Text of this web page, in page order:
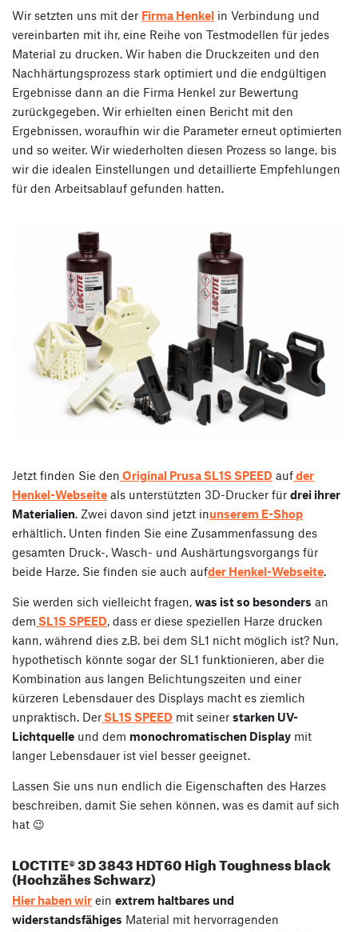
Wir setzten uns mit der Firma Henkel in Verbindung und
vereinbarten mit ihr, eine Reihe von Testmodellen für jedes
Material zu drucken. Wir haben die Druckzeiten und den
Nachhärtungsprozess stark optimiert und die endgültigen
Ergebnisse dann an die Firma Henkel zur Bewertung
zurückgegeben. Wir erhielten einen Bericht mit den
Ergebnissen, woraufhin wir die Parameter erneut optimierten
und so weiter. Wir wiederholten diesen Prozess so lange, bis
wir die idealen Einstellungen und detaillierte Empfehlungen
für den Arbeitsablauf gefunden hatten.
Jetzt finden Sie den Original Prusa SL1S SPEED aufder
Henkel-Webseite als unterstützten 3D-Drucker für drei ihrer
Materialien. Zwei davon sind jetzt inunserem E-Shop
erhältlich. Unten finden Sie eine Zusammenfassung des
gesamten Druck-, Wasch- und Aushärtungsvorgangs für
beide Harze. Sie finden sie auch aufder Henkel-Webseite.
Sie werden sich vielleicht fragen, was ist so besonders an
dem SL1S SPEED, dass er diese speziellen Harze drucken
kann, während dies z.B. bei dem SL1 nicht möglich ist? Nun,
hypothetisch könnte sogar der SL1 funktionieren, aber die
Kombination aus langen Belichtungszeiten und einer
kürzeren Lebensdauer des Displays macht es ziemlich
unpraktisch. DerSL1S SPEED mit seiner starken UV-
Lichtquelle und dem monochromatischen Display mit
langer Lebensdauer ist viel besser geeignet.
Lassen Sie uns nun endlich die Eigenschaften des Harzes
beschreiben, damit Sie sehen können, was es damit auf sich
hat 😉
LOCTITE® 3D 3843 HDT60 High Toughness black
(Hochzähes Schwarz)
Hier haben wir ein extrem haltbares und
widerstandsfähiges Material mit hervorragenden